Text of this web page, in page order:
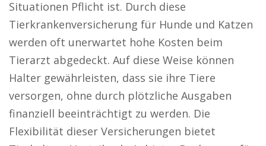
Situationen Pflicht ist. Durch diese
Tierkrankenversicherung für Hunde und Katzen
werden oft unerwartet hohe Kosten beim
Tierarzt abgedeckt. Auf diese Weise können
Halter gewährleisten, dass sie ihre Tiere
versorgen, ohne durch plötzliche Ausgaben
finanziell beeinträchtigt zu werden. Die
Flexibilität dieser Versicherungen bietet